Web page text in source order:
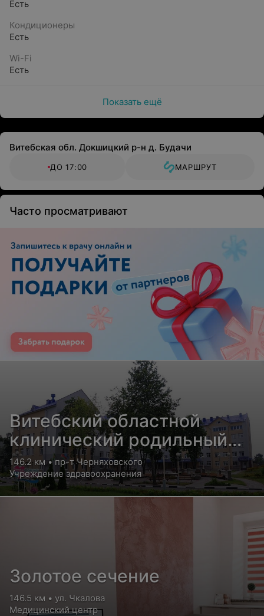
Есть
Кондиционеры
Есть
Wi-Fi
Есть
Показать ещё
Витебская обл. Докшицкий р-н д. Будачи
ДО 17:00 МАРШРУТ
Часто просматривают
Витебский областной
клинический родильный
дом
146.2 км • пр-т Черняховского
Учреждение здравоохранения
Золотое сечение
146.5 км • ул. Чкалова
Медицинский центр